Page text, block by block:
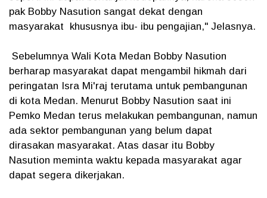
pak Bobby Nasution sangat dekat dengan
masyarakat khususnya ibu- ibu pengajian," Jelasnya.
Sebelumnya Wali Kota Medan Bobby Nasution
berharap masyarakat dapat mengambil hikmah dari
peringatan Isra Mi'raj terutama untuk pembangunan
di kota Medan. Menurut Bobby Nasution saat ini
Pemko Medan terus melakukan pembangunan, namun
ada sektor pembangunan yang belum dapat
dirasakan masyarakat. Atas dasar itu Bobby
Nasution meminta waktu kepada masyarakat agar
dapat segera dikerjakan.